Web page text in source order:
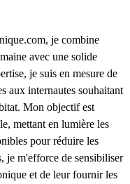
je combine
avec une solide
je suis en mesure de
aux internautes souhaitant
Mon objectif est
mettant en lumière les
pour réduire les
je m'efforce de sensibiliser
et de leur fournir les